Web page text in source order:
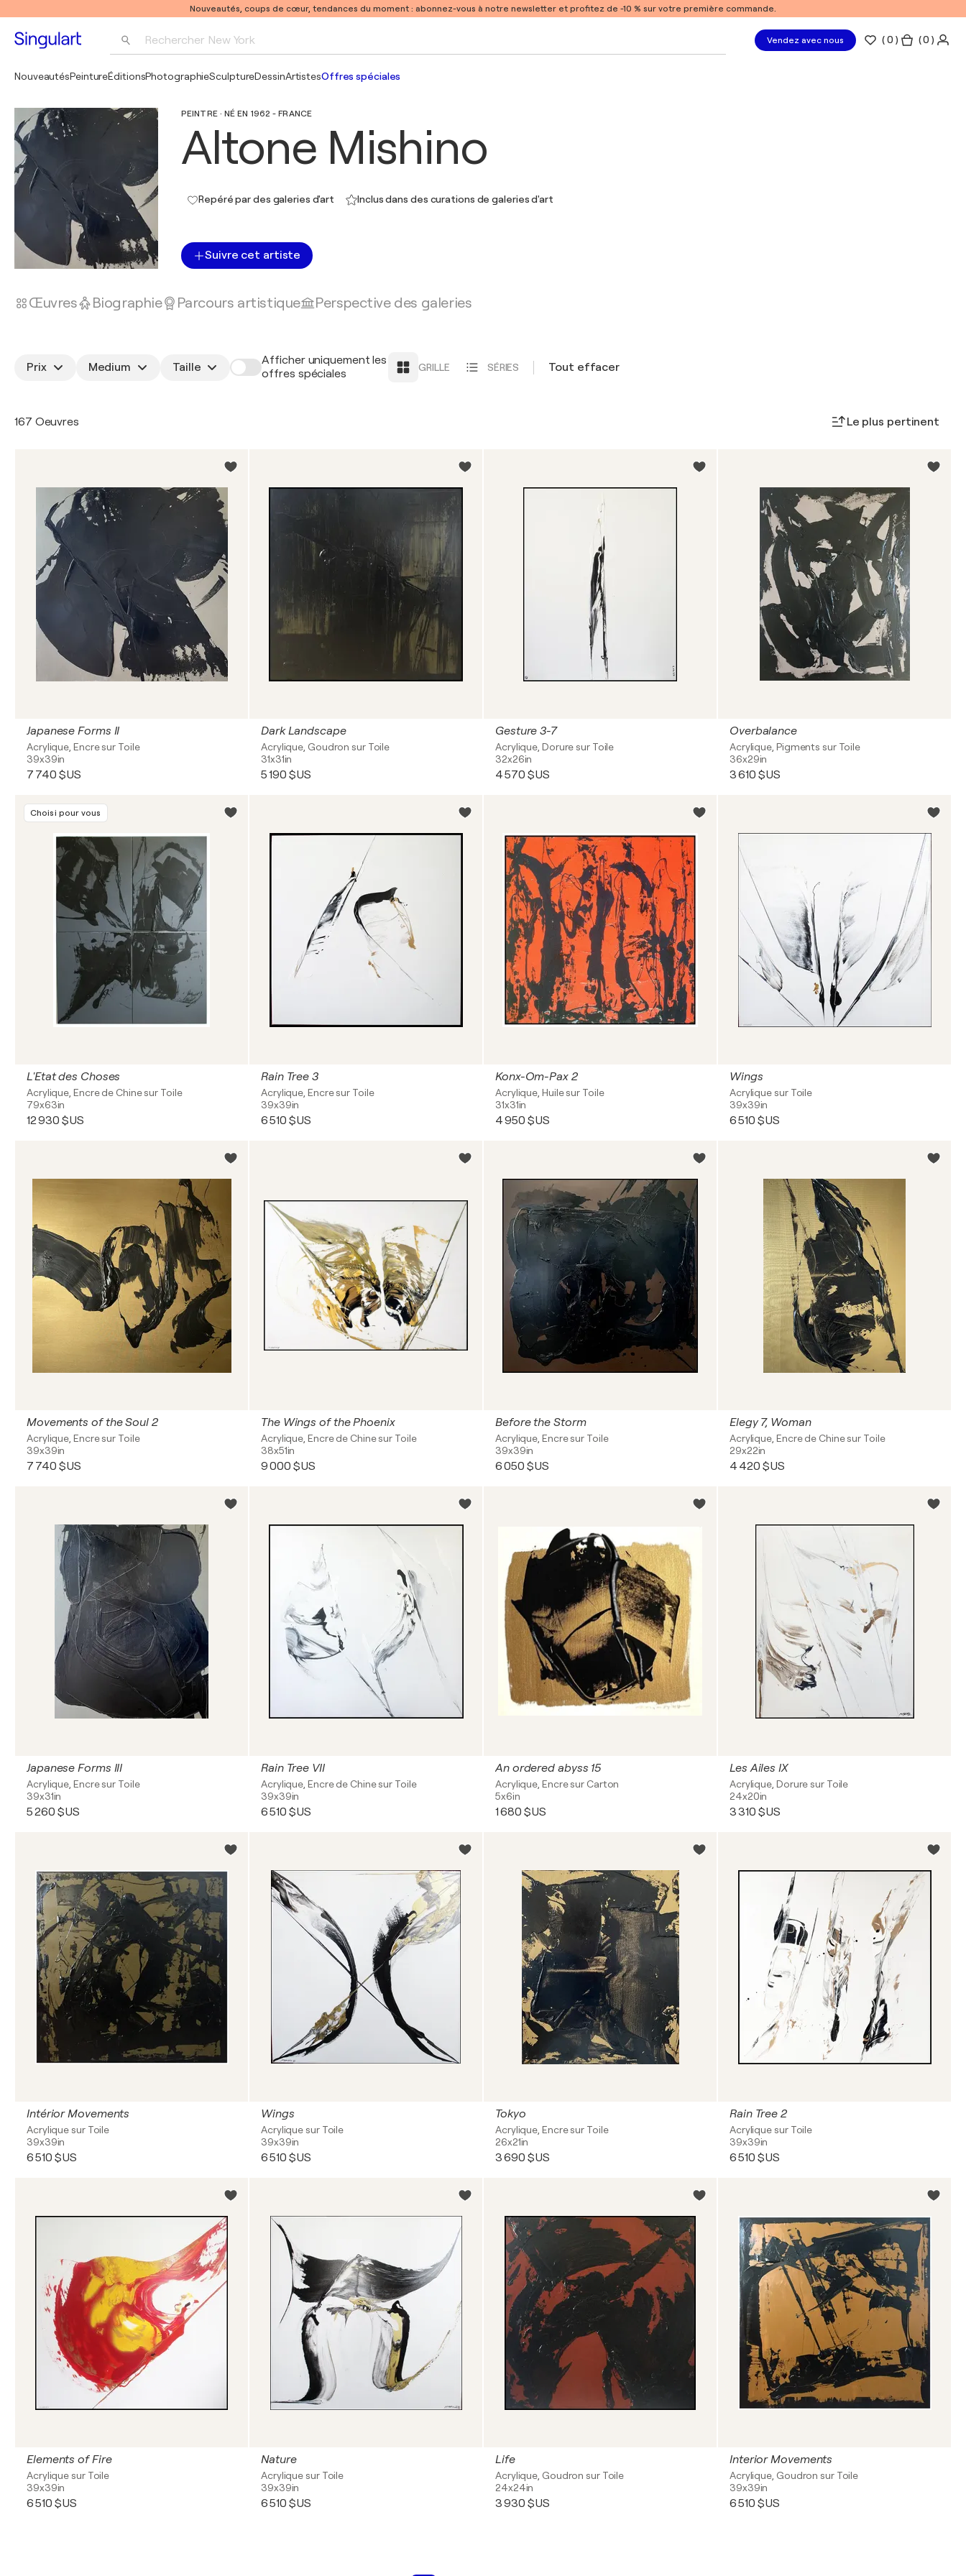
Nouveautés, coups de cœur, tendances du moment : abonnez-vous à notre newsletter et profitez de -10 % sur votre première commande.
Rechercher New York Vendez avec nous (0 ) ( 0 )
NouveautésPeintureÉditionsPhotographieSculptureDessinArtistesOffres spéciales
PEINTRE · NÉ EN 1962 - FRANCE
Altone Mishino
Repéré par des galeries d'art Inclus dans des curations de galeries d'art
Suivre cet artiste
Œuvres Biographie Parcours artistique Perspective des galeries
Prix Medium Taille
Afficher uniquement les
offres spéciales
GRILLE SÉRIES Tout effacer
167 Oeuvres Le plus pertinent
Japanese Forms II
Acrylique, Encre sur Toile
39x39in
7 740 $US
Dark Landscape
Acrylique, Goudron sur Toile
31x31in
5 190 $US
Gesture 3-7
Acrylique, Dorure sur Toile
32x26in
4 570 $US
Overbalance
Acrylique, Pigments sur Toile
36x29in
3 610 $US
Choisi pour vous
L'Etat des Choses
Acrylique, Encre de Chine sur Toile
79x63in
12 930 $US
Rain Tree 3
Acrylique, Encre sur Toile
39x39in
6 510 $US
Konx-Om-Pax 2
Acrylique, Huile sur Toile
31x31in
4 950 $US
Wings
Acrylique sur Toile
39x39in
6 510 $US
Movements of the Soul 2
Acrylique, Encre sur Toile
39x39in
7 740 $US
The Wings of the Phoenix
Acrylique, Encre de Chine sur Toile
38x51in
9 000 $US
Before the Storm
Acrylique, Encre sur Toile
39x39in
6 050 $US
Elegy 7, Woman
Acrylique, Encre de Chine sur Toile
29x22in
4 420 $US
Japanese Forms III
Acrylique, Encre sur Toile
39x31in
5 260 $US
Rain Tree VII
Acrylique, Encre de Chine sur Toile
39x39in
6 510 $US
An ordered abyss 15
Acrylique, Encre sur Carton
5x6in
1 680 $US
Les Ailes IX
Acrylique, Dorure sur Toile
24x20in
3 310 $US
Intérior Movements
Acrylique sur Toile
39x39in
6 510 $US
Wings
Acrylique sur Toile
39x39in
6 510 $US
Tokyo
Acrylique, Encre sur Toile
26x21in
3 690 $US
Rain Tree 2
Acrylique sur Toile
39x39in
6 510 $US
Elements of Fire
Acrylique sur Toile
39x39in
6 510 $US
Nature
Acrylique sur Toile
39x39in
6 510 $US
Life
Acrylique, Goudron sur Toile
24x24in
3 930 $US
Interior Movements
Acrylique, Goudron sur Toile
39x39in
6 510 $US